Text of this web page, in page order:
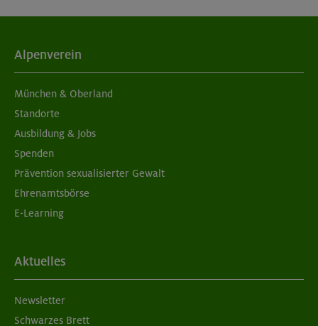
Alpenverein
München & Oberland
Standorte
Ausbildung & Jobs
Spenden
Prävention sexualisierter Gewalt
Ehrenamtsbörse
E-Learning
Aktuelles
Newsletter
Schwarzes Brett